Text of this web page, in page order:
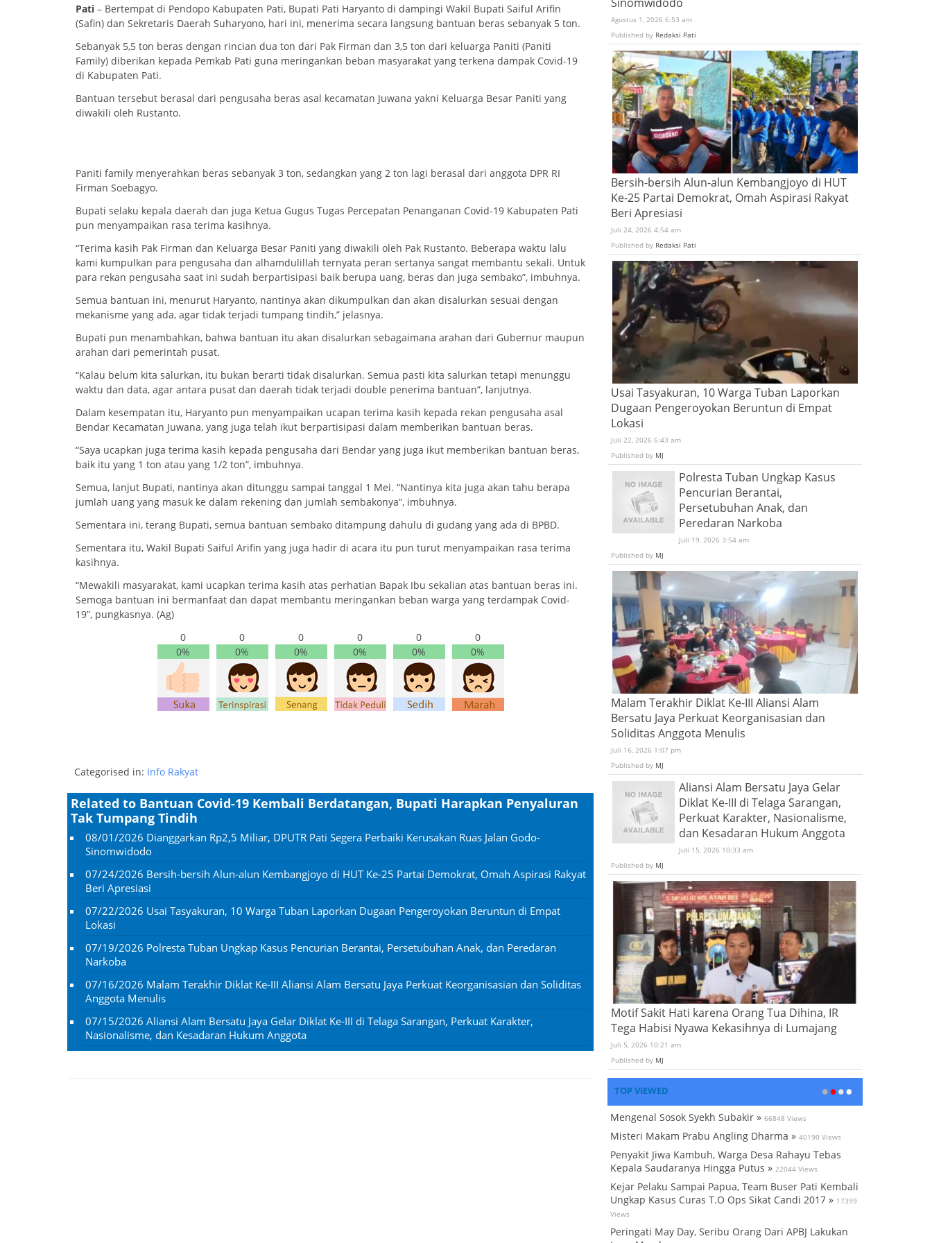
Pati – Bertempat di Pendopo Kabupaten Pati, Bupati Pati Haryanto di dampingi Wakil Bupati Saiful Arifin
(Safin) dan Sekretaris Daerah Suharyono, hari ini, menerima secara langsung bantuan beras sebanyak 5 ton.
Sebanyak 5,5 ton beras dengan rincian dua ton dari Pak Firman dan 3,5 ton dari keluarga Paniti (Paniti
Family) diberikan kepada Pemkab Pati guna meringankan beban masyarakat yang terkena dampak Covid-19
di Kabupaten Pati.
Bantuan tersebut berasal dari pengusaha beras asal kecamatan Juwana yakni Keluarga Besar Paniti yang
diwakili oleh Rustanto.
Paniti family menyerahkan beras sebanyak 3 ton, sedangkan yang 2 ton lagi berasal dari anggota DPR RI
Firman Soebagyo.
Bupati selaku kepala daerah dan juga Ketua Gugus Tugas Percepatan Penanganan Covid-19 Kabupaten Pati
pun menyampaikan rasa terima kasihnya.
“Terima kasih Pak Firman dan Keluarga Besar Paniti yang diwakili oleh Pak Rustanto. Beberapa waktu lalu
kami kumpulkan para pengusaha dan alhamdulillah ternyata peran sertanya sangat membantu sekali. Untuk
para rekan pengusaha saat ini sudah berpartisipasi baik berupa uang, beras dan juga sembako”, imbuhnya.
Semua bantuan ini, menurut Haryanto, nantinya akan dikumpulkan dan akan disalurkan sesuai dengan
mekanisme yang ada, agar tidak terjadi tumpang tindih,” jelasnya.
Bupati pun menambahkan, bahwa bantuan itu akan disalurkan sebagaimana arahan dari Gubernur maupun
arahan dari pemerintah pusat.
“Kalau belum kita salurkan, itu bukan berarti tidak disalurkan. Semua pasti kita salurkan tetapi menunggu
waktu dan data, agar antara pusat dan daerah tidak terjadi double penerima bantuan”, lanjutnya.
Dalam kesempatan itu, Haryanto pun menyampaikan ucapan terima kasih kepada rekan pengusaha asal
Bendar Kecamatan Juwana, yang juga telah ikut berpartisipasi dalam memberikan bantuan beras.
“Saya ucapkan juga terima kasih kepada pengusaha dari Bendar yang juga ikut memberikan bantuan beras,
baik itu yang 1 ton atau yang 1/2 ton”, imbuhnya.
Semua, lanjut Bupati, nantinya akan ditunggu sampai tanggal 1 Mei. “Nantinya kita juga akan tahu berapa
jumlah uang yang masuk ke dalam rekening dan jumlah sembakonya”, imbuhnya.
Sementara ini, terang Bupati, semua bantuan sembako ditampung dahulu di gudang yang ada di BPBD.
Sementara itu, Wakil Bupati Saiful Arifin yang juga hadir di acara itu pun turut menyampaikan rasa terima
kasihnya.
“Mewakili masyarakat, kami ucapkan terima kasih atas perhatian Bapak Ibu sekalian atas bantuan beras ini.
Semoga bantuan ini bermanfaat dan dapat membantu meringankan beban warga yang terdampak Covid-
19”, pungkasnya. (Ag)
0
0%
0
0%
0
0%
0
0%
0
0%
0
0%
Categorised in: Info Rakyat
Related to Bantuan Covid-19 Kembali Berdatangan, Bupati Harapkan Penyaluran
Tak Tumpang Tindih
08/01/2026 Dianggarkan Rp2,5 Miliar, DPUTR Pati Segera Perbaiki Kerusakan Ruas Jalan Godo-
Sinomwidodo
07/24/2026 Bersih-bersih Alun-alun Kembangjoyo di HUT Ke-25 Partai Demokrat, Omah Aspirasi Rakyat
Beri Apresiasi
07/22/2026 Usai Tasyakuran, 10 Warga Tuban Laporkan Dugaan Pengeroyokan Beruntun di Empat
Lokasi
07/19/2026 Polresta Tuban Ungkap Kasus Pencurian Berantai, Persetubuhan Anak, dan Peredaran
Narkoba
07/16/2026 Malam Terakhir Diklat Ke-III Aliansi Alam Bersatu Jaya Perkuat Keorganisasian dan Soliditas
Anggota Menulis
07/15/2026 Aliansi Alam Bersatu Jaya Gelar Diklat Ke-III di Telaga Sarangan, Perkuat Karakter,
Nasionalisme, dan Kesadaran Hukum Anggota
Agustus 1, 2026 6:53 am
Published by Redaksi Pati
Bersih-bersih Alun-alun Kembangjoyo di HUT
Ke-25 Partai Demokrat, Omah Aspirasi Rakyat
Beri Apresiasi
Juli 24, 2026 4:54 am
Published by Redaksi Pati
Usai Tasyakuran, 10 Warga Tuban Laporkan
Dugaan Pengeroyokan Beruntun di Empat
Lokasi
Juli 22, 2026 6:43 am
Published by MJ
Polresta Tuban Ungkap Kasus
Pencurian Berantai,
Persetubuhan Anak, dan
Peredaran Narkoba
Juli 19, 2026 3:54 am
Published by MJ
Malam Terakhir Diklat Ke-III Aliansi Alam
Bersatu Jaya Perkuat Keorganisasian dan
Soliditas Anggota Menulis
Juli 16, 2026 1:07 pm
Published by MJ
Aliansi Alam Bersatu Jaya Gelar
Diklat Ke-III di Telaga Sarangan,
Perkuat Karakter, Nasionalisme,
dan Kesadaran Hukum Anggota
Juli 15, 2026 10:33 am
Published by MJ
Motif Sakit Hati karena Orang Tua Dihina, IR
Tega Habisi Nyawa Kekasihnya di Lumajang
Juli 5, 2026 10:21 am
Published by MJ
TOP VIEWED
Mengenal Sosok Syekh Subakir » 66848 Views
Misteri Makam Prabu Angling Dharma » 40190 Views
Penyakit Jiwa Kambuh, Warga Desa Rahayu Tebas
Kepala Saudaranya Hingga Putus » 22044 Views
Kejar Pelaku Sampai Papua, Team Buser Pati Kembali
Ungkap Kasus Curas T.O Ops Sikat Candi 2017 » 17399
Views
Peringati May Day, Seribu Orang Dari APBJ Lakukan